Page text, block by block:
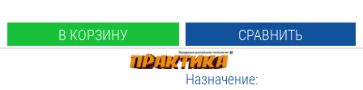
В КОРЗИНУ СРАВНИТЬ
Назначение: